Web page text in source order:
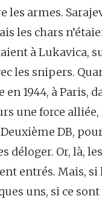
les armes.
les chars
à Lukavica,
les snipers.
en 1944, à Paris,
une force
DB,
déloger. Or, là,
entrés. Mais, si
uns, si ce sont